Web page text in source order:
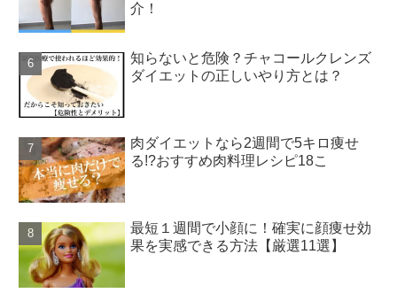
介！
知らないと危険？チャコールクレンズ
ダイエットの正しいやり方とは？
肉ダイエットなら2週間で5キロ痩せ
る!?おすすめ肉料理レシピ18こ
最短１週間で小顔に！確実に顔痩せ効
果を実感できる方法【厳選11選】